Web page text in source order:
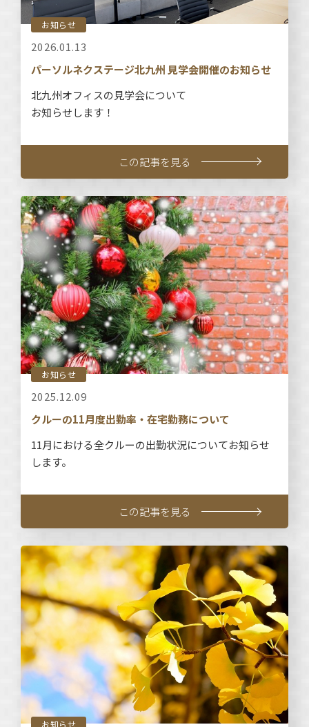
お知らせ
2026.01.13
パーソルネクステージ北九州 見学会開催のお知らせ
北九州オフィスの見学会について
お知らせします！
この記事を見る
お知らせ
2025.12.09
クルーの11月度出勤率・在宅勤務について
11月における全クルーの出勤状況についてお知らせ
します。
この記事を見る
お知らせ